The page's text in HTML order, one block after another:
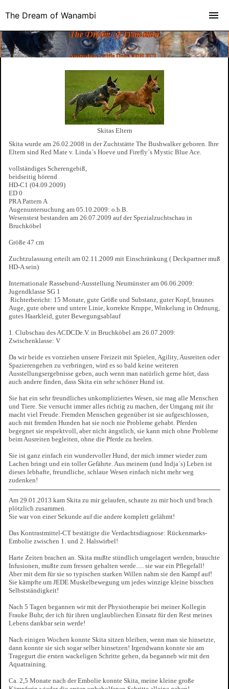
Skitas Eltern
Skita wurde am 26.02.2008 in der Zuchtstätte The Bushwalker geboren. Ihre
Eltern sind Red Mate v. Linda´s Hoeve und Firefly´s Mystic Blue Ace.
vollständiges Scherengebiß,
beidseitig hörend
HD-C1 (04.09.2009)
ED 0
PRA Pattern A
Augenuntersuchung am 05.10.2009: o.b.B.
Wesenstest bestanden am 26.07.2009 auf der Spezialzuchtschau in
Bruchköbel
Größe 47 cm
Zuchtzulassung erteilt am 02.11.2009 mit Einschränkung ( Deckpartner muß
HD-A sein)
Internationale Rassehund-Ausstellung Neumünster am 06.06.2009:
Jugendklasse SG 1
Richterbericht: 15 Monate, gute Größe und Substanz, guter Kopf, braunes
Auge, gute obere und untere Linie, korrekte Kruppe, Winkelung in Ordnung,
gutes Haarkleid, guter Bewegungsablauf
1. Clubschau des ACDCDe.V. in Bruchköbel am 26.07.2009:
Zwischenklasse: V
Da wir beide es vorziehen unsere Freizeit mit Spielen, Agility, Ausreiten oder
Spazierengehen zu verbringen, wird es so bald keine weiteren
Ausstellungsergebnisse geben, auch wenn man natürlich gerne hört, dass
auch andere finden, dass Skita ein sehr schöner Hund ist.
Sie hat ein sehr freundliches unkompliziertes Wesen, sie mag alle Menschen
und Tiere. Sie versucht immer alles richtig zu machen, der Umgang mit ihr
macht viel Freude. Fremden Menschen gegenüber ist sie aufgeschlossen,
auch mit fremden Hunden hat sie noch nie Probleme gehabt. Pferden
begegnet sie respektvoll, aber nicht ängstlich, sie kann mich ohne Probleme
beim Ausreiten begleiten, ohne die Pferde zu heelen.
Sie ist ganz einfach ein wundervoller Hund, der mich immer wieder zum
Lachen bringt und ein toller Gefährte. Aus meinem (und Indja´s) Leben ist
dieses lebhafte, freundliche, schlaue Wesen einfach nicht mehr weg
zudenken!
Am 29.01.2013 kam Skita zu mir gelaufen, schaute zu mir hoch und brach
plötzlich zusammen.
Sie war von einer Sekunde auf die andere komplett gelähmt!
Das Kontrastmittel-CT bestätigte die Verdachtsdiagnose: Rückenmarks-
Embolie zwischen 1. und 2. Halswirbel!
Harte Zeiten brachen an. Skita mußte stündlich umgelagert werden, brauchte
Infusionen, mußte zum fressen gehalten werde..... sie war ein Pflegefall!
Aber mit dem für sie so typischen starken Willen nahm sie den Kampf auf!
Sie kämpfte um JEDE Muskelbewegung um jedes winzige kleine bisschen
Selbstständigkeit!
Nach 5 Tagen begannen wir mit der Physiotherapie bei meiner Kollegin
Frauke Buhr, der ich für ihren unglaubliechen Einsatz für den Rest meines
Lebens dankbar sein werde!
Nach einigen Wochen konnte Skita sitzen bleiben, wenn man sie hinsetzte,
dann konnte sie sich sogar selber hinsetzen! Irgendwann konnte sie am
Tragegurt die ersten wackeligen Schritte gehen, da beganneb wir mit den
Aquatraining.
Ca. 2,5 Monate nach der Embolie konnte Skita, meine kleine große
The Dream of Wanambi